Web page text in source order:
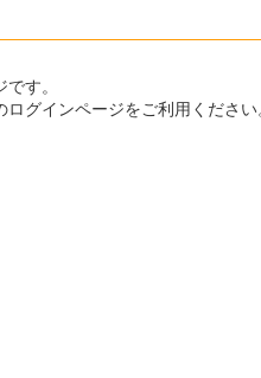
す。
グインページをご利用ください